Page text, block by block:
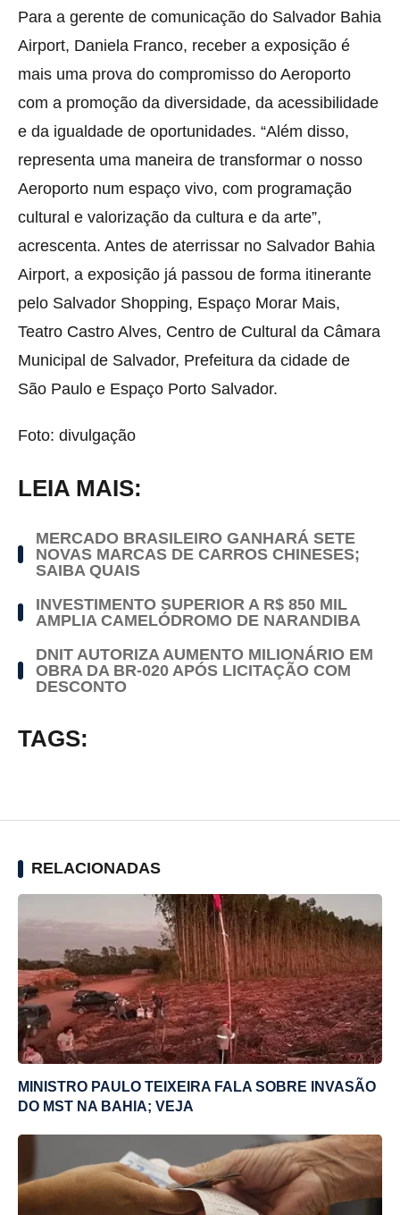
Para a gerente de comunicação do Salvador Bahia
Airport, Daniela Franco, receber a exposição é
mais uma prova do compromisso do Aeroporto
com a promoção da diversidade, da acessibilidade
e da igualdade de oportunidades. “Além disso,
representa uma maneira de transformar o nosso
Aeroporto num espaço vivo, com programação
cultural e valorização da cultura e da arte”,
acrescenta. Antes de aterrissar no Salvador Bahia
Airport, a exposição já passou de forma itinerante
pelo Salvador Shopping, Espaço Morar Mais,
Teatro Castro Alves, Centro de Cultural da Câmara
Municipal de Salvador, Prefeitura da cidade de
São Paulo e Espaço Porto Salvador.
Foto: divulgação
LEIA MAIS:
MERCADO BRASILEIRO GANHARÁ SETE
NOVAS MARCAS DE CARROS CHINESES;
SAIBA QUAIS
INVESTIMENTO SUPERIOR A R$ 850 MIL
AMPLIA CAMELÓDROMO DE NARANDIBA
DNIT AUTORIZA AUMENTO MILIONÁRIO EM
OBRA DA BR-020 APÓS LICITAÇÃO COM
DESCONTO
TAGS:
RELACIONADAS
MINISTRO PAULO TEIXEIRA FALA SOBRE INVASÃO
DO MST NA BAHIA; VEJA